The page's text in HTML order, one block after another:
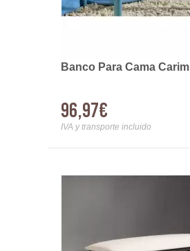
Banco Para Cama Carim
96,97€
IVA y transporte incluido